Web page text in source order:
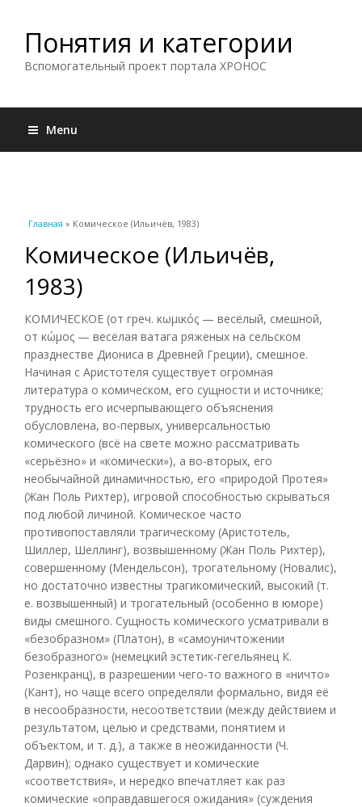
Понятия и категории
Вспомогательный проект портала ХРОНОС
Menu
Вы здесь
Главная » Комическое (Ильичёв, 1983)
Комическое (Ильичёв,
1983)
КОМИЧЕСКОЕ (от греч. κωμικός — весёлый, смешной,
от κώμος — весёлая ватага ряженых на сельском
празднестве Диониса в Древней Греции), смешное.
Начиная с Аристотеля существует огромная
литература о комическом, его сущности и источнике;
трудность его исчерпывающего объяснения
обусловлена, во-первых, универсальностью
комического (всё на свете можно рассматривать
«серьёзно» и «комически»), а во-вторых, его
необычайной динамичностью, его «природой Протея»
(Жан Поль Рихтер), игровой способностью скрываться
под любой личиной. Комическое часто
противопоставляли трагическому (Аристотель,
Шиллер, Шеллинг), возвышенному (Жан Поль Рихтер),
совершенному (Мендельсон), трогательному (Новалис),
но достаточно известны трагикомический, высокий (т.
е. возвышенный) и трогательный (особенно в юморе)
виды смешного. Сущность комического усматривали в
«безобразном» (Платон), в «самоуничтожении
безобразного» (немецкий эстетик-гегельянец К.
Розенкранц), в разрешении чего-то важного в «ничто»
(Кант), но чаще всего определяли формально, видя её
в несообразности, несоответствии (между действием и
результатом, целью и средствами, понятием и
объектом, и т. д.), а также в неожиданности (Ч.
Дарвин); однако существует и комические
«соответствия», и нередко впечатляет как раз
комические «оправдавшегося ожидания» (суждения